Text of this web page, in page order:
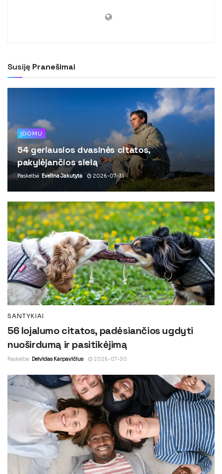
Susiję Pranešimai
ĮDOMU
54 geriausios dvasinės citatos,
pakylėjančios sielą
Paskelbė Evelina Jakutytė 2026-07-31
SANTYKIAI
56 lojalumo citatos, padėsiančios ugdyti
nuoširdumą ir pasitikėjimą
Paskelbė Deividas Karpavičius 2026-07-30